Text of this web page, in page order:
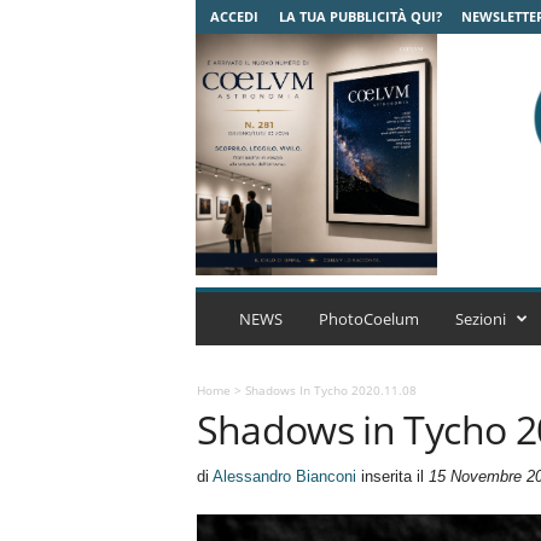
ACCEDI LA TUA PUBBLICITÀ QUI?
C
A
r
NEWS PhotoCoelum Sezioni
Home > Shadows In Tycho 2020.11.08
Shadows in Tycho
di Alessandro Bianconi inserita il 15 Novembre